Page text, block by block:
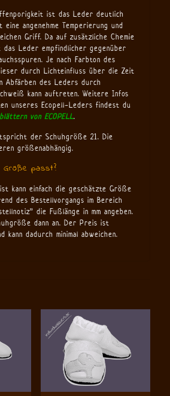
ist das Leder deutlich
eine angenehme Temperierung und
Griff. Da auf zusätzliche Chemie
Leder empfindlicher gegenüber
Je nach Farbton des
durch Lichteinfluss über die Zeit
Abfärben des Leders durch
kann auftreten. Weitere Infos
unseres Ecopell-Leders findest du
von ECOPELL.
der Schuhgröße 21. Die
größenabhängig.
Größe passt?
kann einfach die geschätzte Größe
des Bestellvorgangs im Bereich
die Fußlänge in mm angeben.
dann an. Der Preis ist
kann dadurch minimal abweichen.